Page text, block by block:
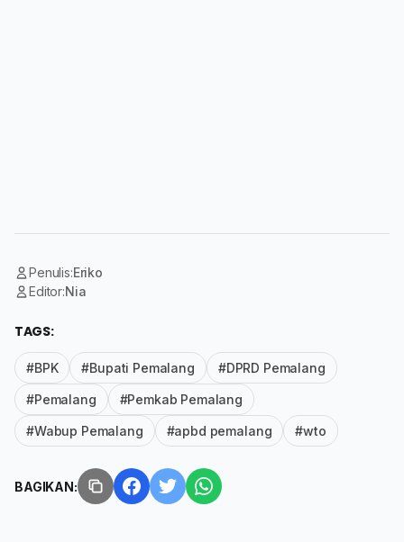
Penulis:Eriko
Editor:Nia
TAGS:
#BPK #Bupati Pemalang #DPRD Pemalang
#Pemalang #Pemkab Pemalang
#Wabup Pemalang #apbd pemalang #wto
BAGIKAN: